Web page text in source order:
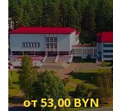
от 53,00 BYN